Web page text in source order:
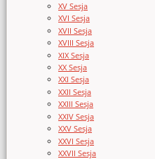
XV Sesja
XVI Sesja
XVII Sesja
XVIII Sesja
XIX Sesja
XX Sesja
XXI Sesja
XXII Sesja
XXIII Sesja
XXIV Sesja
XXV Sesja
XXVI Sesja
XXVII Sesja